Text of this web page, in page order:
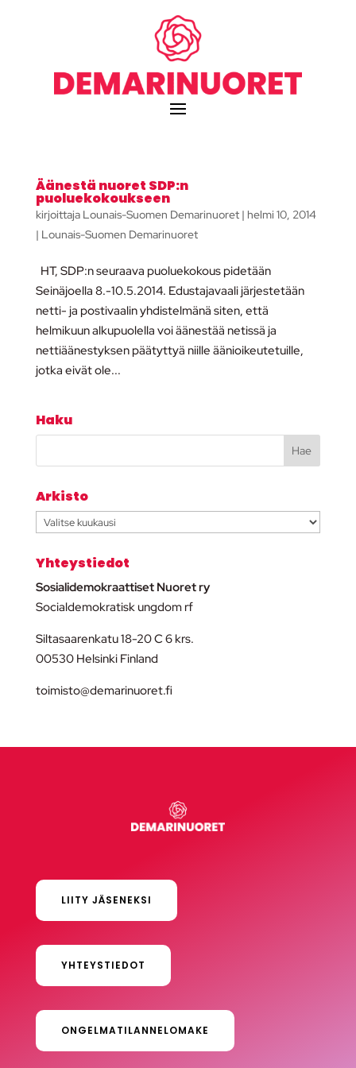
Äänestä nuoret SDP:n
puoluekokoukseen
kirjoittaja Lounais-Suomen Demarinuoret| helmi 10, 2014
| Lounais-Suomen Demarinuoret
HT, SDP:n seuraava puoluekokous pidetään
Seinäjoella 8.-10.5.2014. Edustajavaali järjestetään
netti- ja postivaalin yhdistelmänä siten, että
helmikuun alkupuolella voi äänestää netissä ja
nettiäänestyksen päätyttyä niille äänioikeutetuille,
jotka eivät ole...
Haku
Arkisto
Arkisto
Yhteystiedot
Sosialidemokraattiset Nuoret ry
Socialdemokratisk ungdom rf
Siltasaarenkatu 18-20 C 6 krs.
00530 Helsinki Finland
toimisto@demarinuoret.fi
LIITY JÄSENEKSI
YHTEYSTIEDOT
ONGELMATILANNELOMAKE